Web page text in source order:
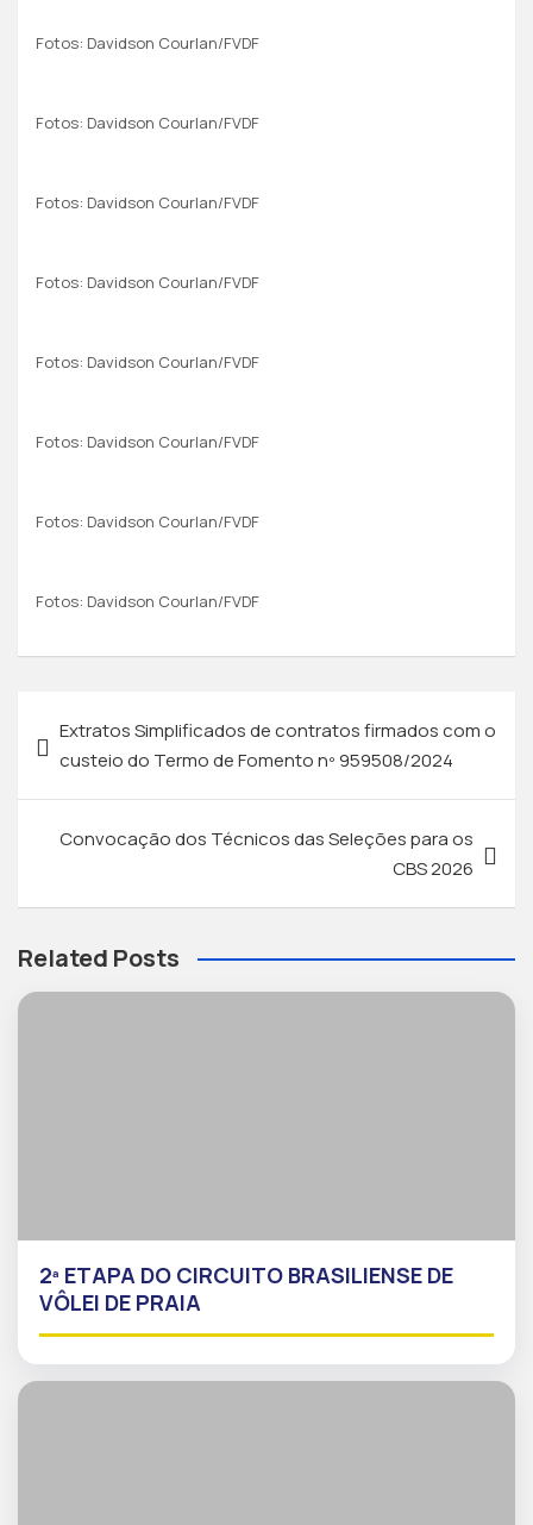
Fotos: Davidson Courlan/FVDF
Fotos: Davidson Courlan/FVDF
Fotos: Davidson Courlan/FVDF
Fotos: Davidson Courlan/FVDF
Fotos: Davidson Courlan/FVDF
Fotos: Davidson Courlan/FVDF
Fotos: Davidson Courlan/FVDF
Fotos: Davidson Courlan/FVDF
Extratos Simplificados de contratos firmados com o
custeio do Termo de Fomento nº 959508/2024
Convocação dos Técnicos das Seleções para os
CBS 2026
Related Posts
2ª ETAPA DO CIRCUITO BRASILIENSE DE
VÔLEI DE PRAIA